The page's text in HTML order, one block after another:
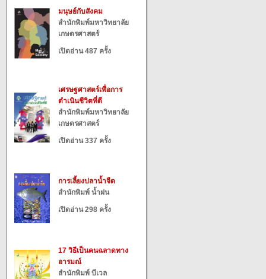
มนุษย์กับสังคม
สำนักพิมพ์มหาวิทยาลัย
เกษตรศาสตร์
เปิดอ่าน 487 ครั้ง
เศรษฐศาสตร์เพื่อการ
ดำเนินชีวิตที่ดี
สำนักพิมพ์มหาวิทยาลัย
เกษตรศาสตร์
เปิดอ่าน 337 ครั้ง
การเลี้ยงปลาน้ำจืด
สำนักพิมพ์ น้ำฝน
เปิดอ่าน 298 ครั้ง
17 วิธีเป็นคนฉลาดทาง
อารมณ์
สำนักพิมพ์ บีเวล